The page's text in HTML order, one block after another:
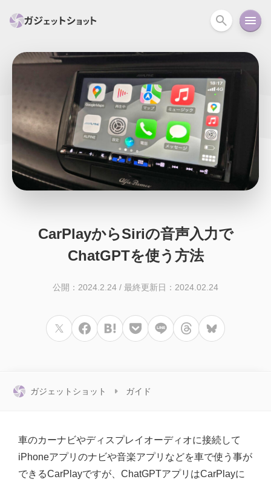
スマホ PC関連 カメラ
セール情報 スマートホーム アクションカメラ
iPhone iPad Mac Android コラム
ガイド ニュース オーディオ
CarPlayからSiriの音声入力で
ChatGPTを使う方法
公開：2024.2.24 / 最終更新日：2024.02.24
ガジェットショット ガイド
車のカーナビやディスプレイオーディオに接続して
iPhoneアプリのナビや音楽アプリなどを車で使う事が
できるCarPlayですが、ChatGPTアプリはCarPlayに